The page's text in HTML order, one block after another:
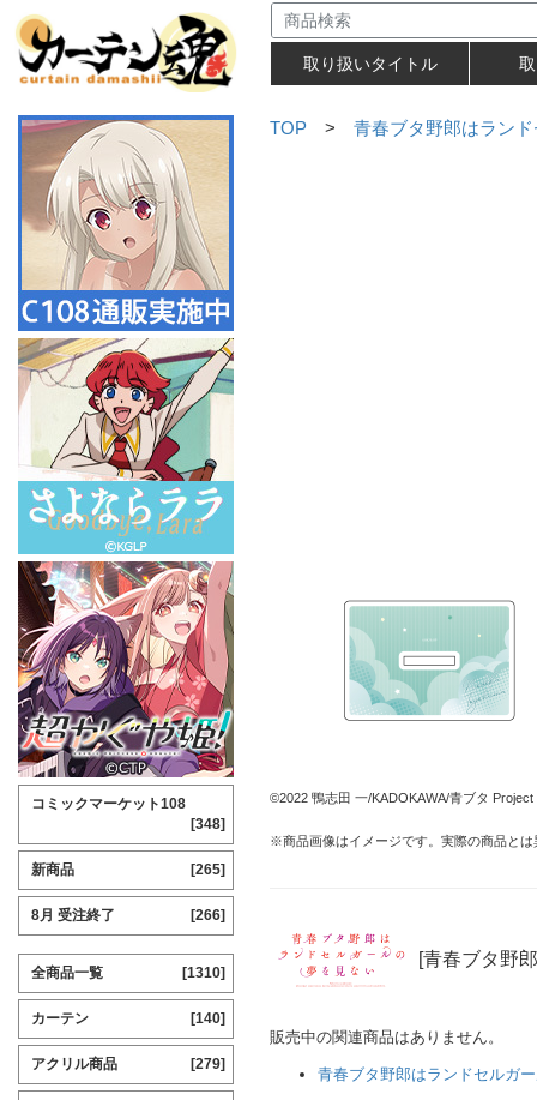
取り扱いタイトル
TOP > 青春ブタ野郎はラン
©2022 鴨志田 一/KADOKAWA/青ブタ Project
※商品画像はイメージです。実際の商品と
[青春ブタ野
販売中の関連商品はありません。
青春ブタ野郎はランドセルガ
コミックマーケット108
[348]
新商品 [265]
8月 受注終了 [266]
全商品一覧 [1310]
カーテン [140]
アクリル商品 [279]